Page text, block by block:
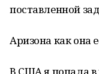
поставленной
Аризона как она